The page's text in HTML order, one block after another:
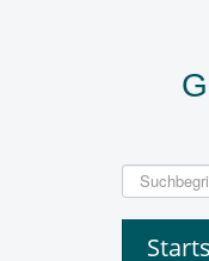
Suchen
...